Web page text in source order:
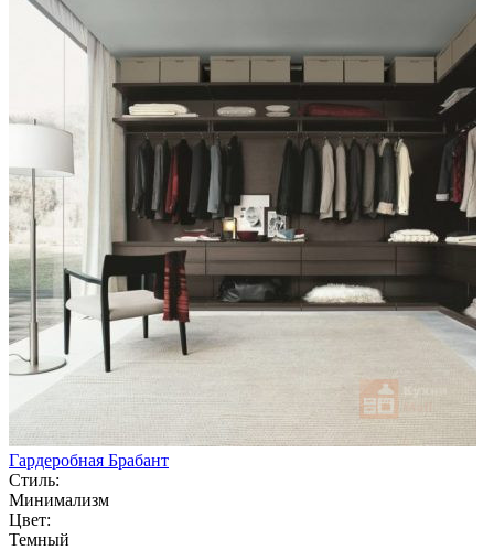
Гардеробная Брабант
Стиль:
Минимализм
Цвет:
Темный